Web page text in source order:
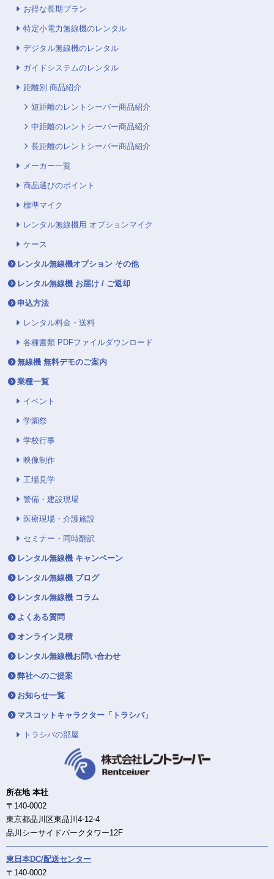
お得な長期プラン
特定小電力無線機のレンタル
デジタル無線機のレンタル
ガイドシステムのレンタル
距離別 商品紹介
短距離のレントシーバー商品紹介
中距離のレントシーバー商品紹介
長距離のレントシーバー商品紹介
メーカー一覧
商品選びのポイント
標準マイク
レンタル無線機用 オプションマイク
ケース
レンタル無線機オプション その他
レンタル無線機 お届け / ご返却
申込方法
レンタル料金・送料
各種書類 PDFファイルダウンロード
無線機 無料デモのご案内
業種一覧
イベント
学園祭
学校行事
映像制作
工場見学
警備・建設現場
医療現場・介護施設
セミナー・同時翻訳
レンタル無線機 キャンペーン
レンタル無線機 ブログ
レンタル無線機 コラム
よくある質問
オンライン見積
レンタル無線機お問い合わせ
弊社へのご提案
お知らせ一覧
マスコットキャラクター「トラシバ」
トラシバの部屋
所在地 本社
〒140-0002
東京都品川区東品川4-12-4
品川シーサイドパークタワー12F
東日本DC/配送センター
〒140-0002